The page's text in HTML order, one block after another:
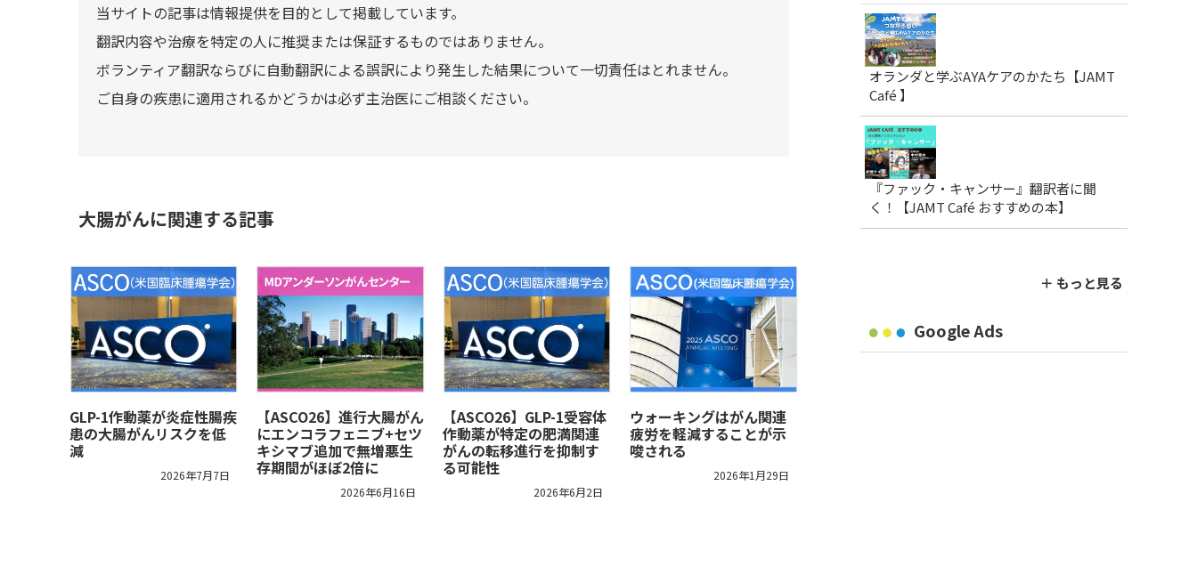
当サイトの記事は情報提供を目的として掲載しています。
翻訳内容や治療を特定の人に推奨または保証するものではありません。
ボランティア翻訳ならびに自動翻訳による誤訳により発生した結果について一切責任はとれません。
ご自身の疾患に適用されるかどうかは必ず主治医にご相談ください。
大腸がんに関連する記事
GLP-1作動薬が炎症性腸疾
患の大腸がんリスクを低
減
2026年7月7日
【ASCO26】進行大腸がん
にエンコラフェニブ+セツ
キシマブ追加で無増悪生
存期間がほぼ2倍に
2026年6月16日
【ASCO26】GLP-1受容体
作動薬が特定の肥満関連
がんの転移進行を抑制す
る可能性
2026年6月2日
ウォーキングはがん関連
疲労を軽減することが示
唆される
2026年1月29日
オランダと学ぶAYAケアのかたち【JAMT
Café 】
『ファック・キャンサー』翻訳者に聞
く！【JAMT Café おすすめの本】
＋ もっと見る
Google Ads